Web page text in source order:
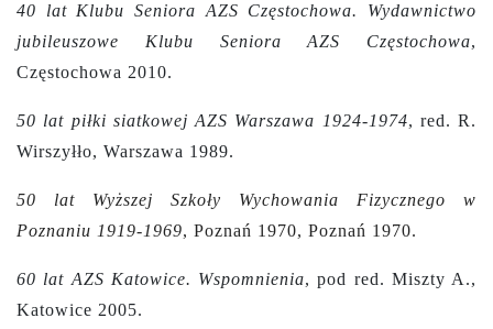
40 lat Klubu Seniora AZS Częstochowa. Wydawnictwo
jubileuszowe Klubu Seniora AZS Częstochowa,
Częstochowa 2010.
50 lat piłki siatkowej AZS Warszawa 1924-1974, red. R.
Wirszyłło, Warszawa 1989.
50 lat Wyższej Szkoły Wychowania Fizycznego w
Poznaniu 1919-1969, Poznań 1970, Poznań 1970.
60 lat AZS Katowice. Wspomnienia, pod red. Miszty A.,
Katowice 2005.